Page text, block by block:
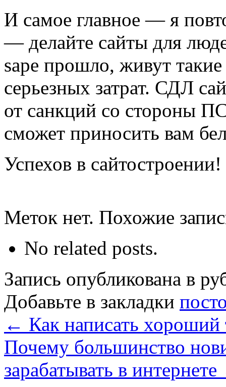
И самое главное — я
— делайте сайты для
sape прошло, живут
серьезных затрат. СДЛ
от санкций со стороны
сможет приносить вам
Успехов в сайтостроении!
Меток нет. Похожие
No related posts.
Запись опубликована в
Добавьте в закладки
← Как написать хороший
Почему большинство
зарабатывать в интернете